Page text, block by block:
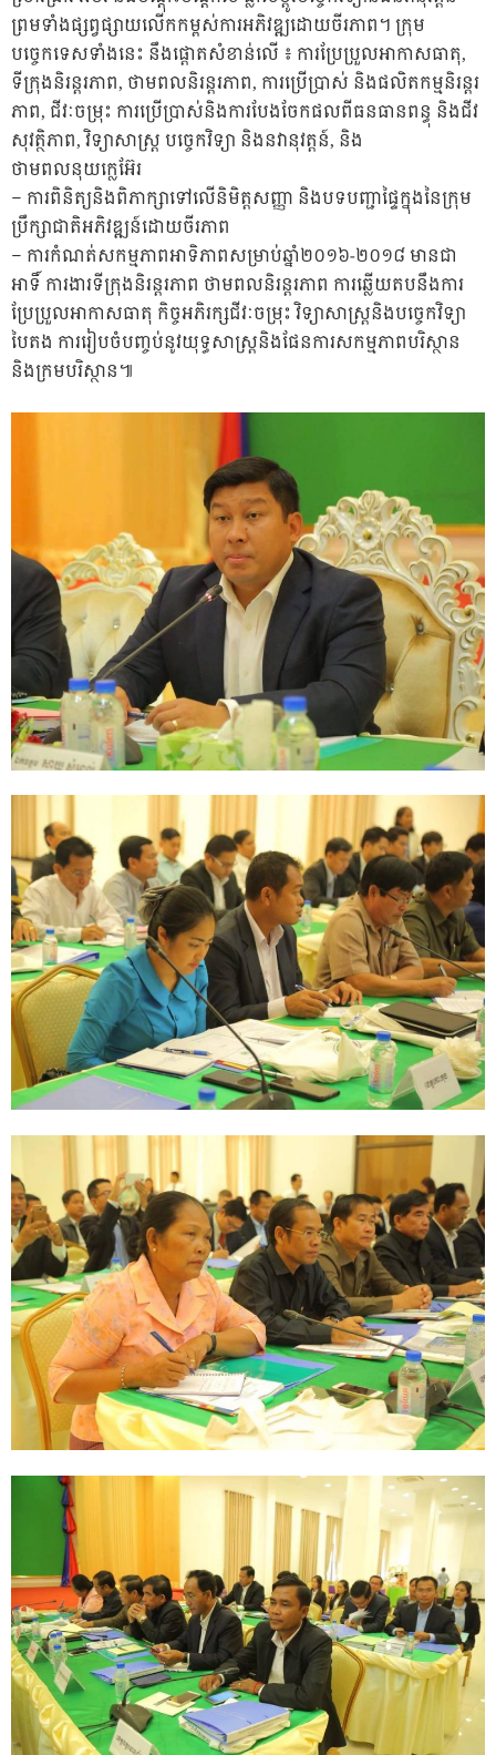
ព្រមទាំងផ្សព្វផ្សាយលើកកម្ពស់ការអភិវឌ្ឍដោយចីរភាព។ ក្រុម
បច្ចេកទេសទាំងនេះ នឹងផ្តោតសំខាន់លើ ៖ ការប្រែប្រួលអាកាសធាតុ,
ទីក្រុងនិរន្តរភាព, ថាមពលនិរន្តរភាព, ការប្រើប្រាស់ និងផលិតកម្មនិរន្តរ
ភាព, ជីវៈចម្រុះ ការប្រើប្រាស់និងការបែងចែកផលពីធនធានពន្ធុ និងជីវ
សុវត្ថិភាព, វិទ្យាសាស្រ្ត បច្ចេកវិទ្យា និងនវានុវត្តន៍, និង
ថាមពលនុយក្លេអ៊ែរ
– ការពិនិត្យនិងពិភាក្សាទៅលើនិមិត្តសញ្ញា និងបទបញ្ជាផ្ទៃក្នុងនៃក្រុម
ប្រឹក្សាជាតិអភិវឌ្ឍន៍ដោយចីរភាព
– ការកំណត់សកម្មភាពអាទិភាពសម្រាប់ឆ្នាំ២០១៦-២០១៨ មានជា
អាទិ៍ ការងារទីក្រុងនិរន្តរភាព ថាមពលនិរន្តរភាព ការឆ្លើយតបនឹងការ
ប្រែប្រួលអាកាសធាតុ កិច្ចអភិរក្សជីវៈចម្រុះ វិទ្យាសាស្រ្តនិងបច្ចេកវិទ្យា
បៃតង ការរៀបចំបញ្ចប់នូវយុទ្ធសាស្រ្តនិងផែនការសកម្មភាពបរិស្ថាន
និងក្រមបរិស្ថាន៕